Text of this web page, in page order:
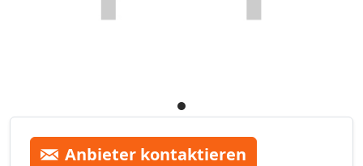
Anbieter kontaktieren